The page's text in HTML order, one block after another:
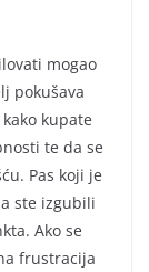
mogao
pokušava
kupate
te da se
Pas koji je
ste izgubili
Ako se
frustracija